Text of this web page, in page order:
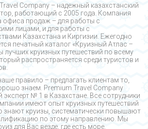
Company – надежный казахстанский
работающий с 2005 года. Компания
офиса продаж – для работы с
лицами, и для работы с
Казахстана и Киргизии. Ежегодно
печатный каталог «Круизный Атлас –
лучших круизных путешествий по всему
распространяется среди туристов и
правило – предлагать клиентам то,
знаем. Premium Travel Company
эксперт № 1 в Казахстане. Все сотрудники
имеют опыт круизных путешествий
знают круизы, систематически повышают
по этому направлению. Мы
для Вас везде, где есть море.